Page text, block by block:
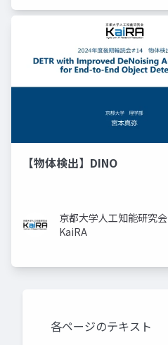
【物体検出】DINO
京都大学人工知能研究会
KaiRA
各ページのテキスト